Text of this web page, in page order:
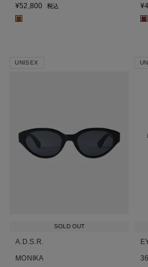
¥52,800 税込
■
¥
■
SOLD OUT
UNISEX
A.D.S.R.
MONIKA